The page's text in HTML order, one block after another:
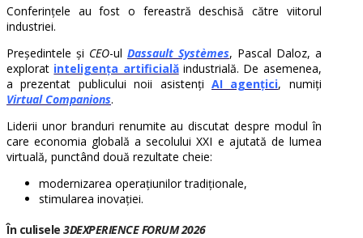
Conferințele au fost o fereastră deschisă către viitorul
industriei.
Președintele și CEO-ul Dassault Systèmes, Pascal Daloz, a
explorat inteligența artificialăindustrială. De asemenea,
a prezentat publicului noii asistenți AI agențici, numiți
Virtual Companions.
Liderii unor branduri renumite au discutat despre modul în
care economia globală a secolului XXI e ajutată de lumea
virtuală, punctând două rezultate cheie:
modernizarea operațiunilor tradiționale,
stimularea inovației.
În culisele3DEXPERIENCE FORUM 2026